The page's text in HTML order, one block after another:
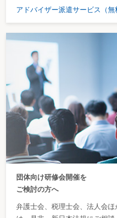
アドバイザー派遣サービス（無
団体向け研修会開催を
ご検討の方へ
弁護士会、税理士会、法人会